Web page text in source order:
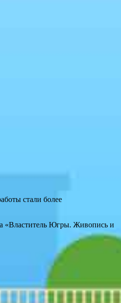
стали более
«Властитель Югры. Живопись и